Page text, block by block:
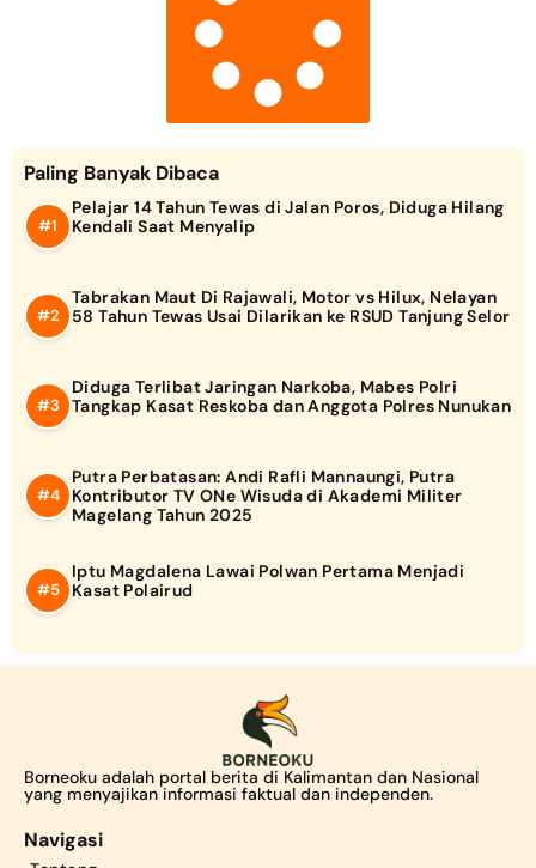
Paling Banyak Dibaca
Pelajar 14 Tahun Tewas di Jalan Poros, Diduga Hilang
Kendali Saat Menyalip
Tabrakan Maut Di Rajawali, Motor vs Hilux, Nelayan
58 Tahun Tewas Usai Dilarikan ke RSUD Tanjung Selor
Diduga Terlibat Jaringan Narkoba, Mabes Polri
Tangkap Kasat Reskoba dan Anggota Polres Nunukan
Putra Perbatasan: Andi Rafli Mannaungi, Putra
Kontributor TV ONe Wisuda di Akademi Militer
Magelang Tahun 2025
Iptu Magdalena Lawai Polwan Pertama Menjadi
Kasat Polairud
Borneoku adalah portal berita di Kalimantan dan Nasional
yang menyajikan informasi faktual dan independen.
Navigasi